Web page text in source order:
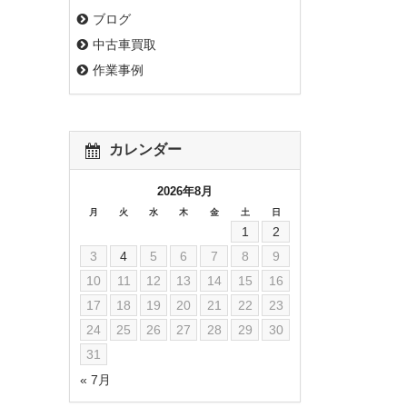
ブログ
中古車買取
作業事例
カレンダー
2026年8月
月 火 水 木 金 土 日
« 7月
1
2
3
4 5 6 7 8
9
10
11 12 13 14 15
16
17
18 19 20 21 22
23
24
25 26 27 28 29
30
31